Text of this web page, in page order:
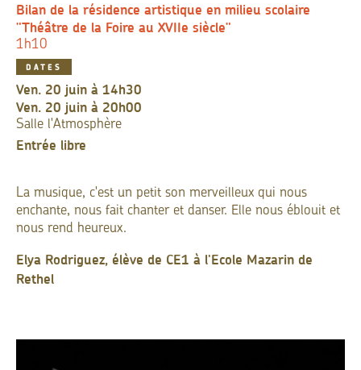
Bilan de la résidence artistique en milieu scolaire
"Théâtre de la Foire au XVIIe siècle"
1h10
DATES
ven. 20 juin à 14h30
ven. 20 juin à 20h00
Salle l'Atmosphère
Entrée libre
La musique, c'est un petit son merveilleux qui nous
enchante, nous fait chanter et danser. Elle nous éblouit et
nous rend heureux.
Elya Rodriguez, élève de CE1 à l'Ecole Mazarin de
Rethel